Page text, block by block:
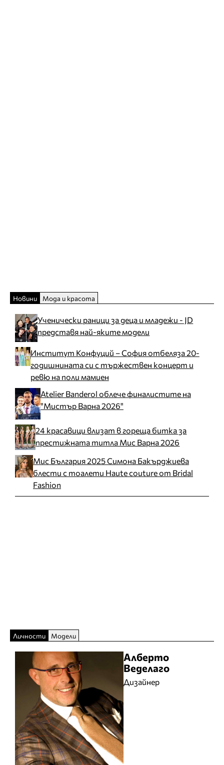
Новини Мода и красота
Ученически раници за деца и младежи - JD
представя най-яките модели
Институт Конфуций – София отбеляза 20-
годишнината си с тържествен концерт и
ревю на поли мамиен
Atelier Banderol облече финалистите на
"Мистър Варна 2026"
24 красавици влизат в гореща битка за
престижната титла Мис Варна 2026
Мис България 2025 Симона Бакърджиева
блести с тоалети Haute couture от Bridal
Fashion
Личности Модели
Алберто
Веделаго
Дизайнер